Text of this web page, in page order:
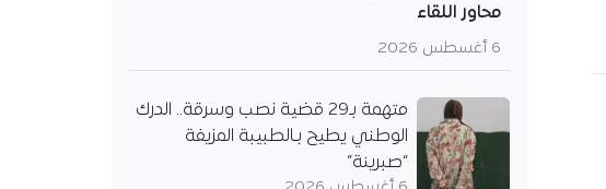
محاور اللقاء
6 أغسطس 2026
متهمة بـ29 قضية نصب وسرقة.. الدرك
الوطني يطيح بـالطبيبة المزيفة
“صبرينة”